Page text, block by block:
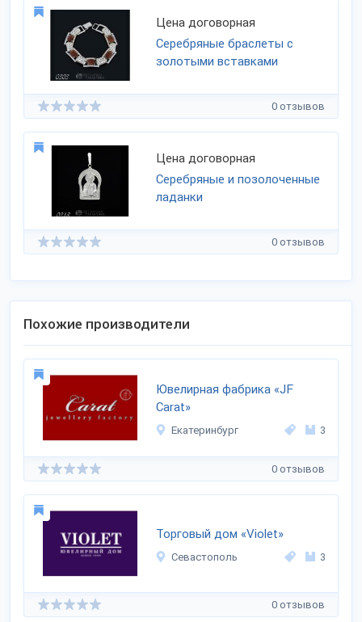
Цена договорная
Серебряные браслеты с
золотыми вставками
0 отзывов
Цена договорная
Серебряные и позолоченные
ладанки
0 отзывов
Похожие производители
Ювелирная фабрика «JF
Carat»
Екатеринбург 3
0 отзывов
Торговый дом «Violet»
Севастополь 3
0 отзывов